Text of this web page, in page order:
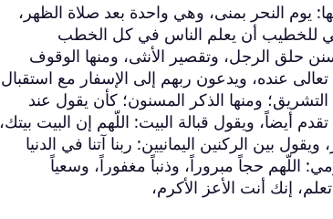
يوم النحر بمنى، وهي واحدة بعد صلاة الظهر،
للخطيب أن يعلم الناس في كل الخطب
حلق الرجل، وتقصير الأنثى، ومنها الوقوف
عنده، ويدعون ربهم إلى الإسفار مع استقبال
ومنها الذكر المسنون؛ كأن يقول عند
أيضاً، ويقول قبالة البيت: اللّهم إن البيت بيتك،
بين الركنين اليمانيين: ربنا آتنا في الدنيا
اللّهم حجاً مبروراً، وذنباً مغفوراً، وسعياً
إنك أنت الأعز الأكرم،